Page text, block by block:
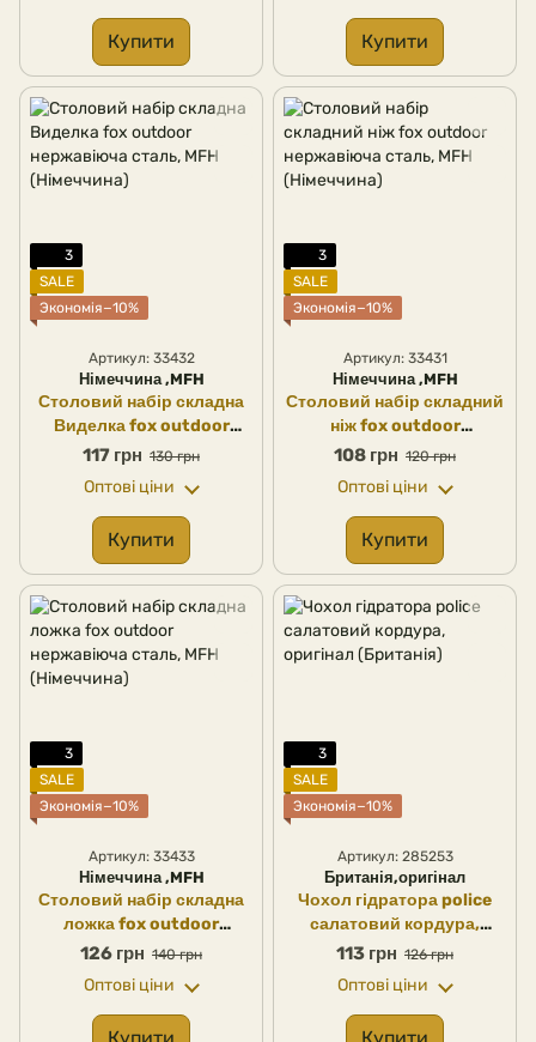
Купити Купити
3
SALE
Экономія−10%
Артикул: 33432
Німеччина ,MFH
Столовий набір складна
Виделка fox outdoor
нержавіюча сталь, MFH
117 грн 130 грн
Оптові ціни
Купити
3
SALE
Экономія−10%
Артикул: 33431
Німеччина ,MFH
Столовий набір складний
ніж fox outdoor
нержавіюча сталь, MFH
108 грн 120 грн
Оптові ціни
Купити
3
SALE
Экономія−10%
Артикул: 33433
Німеччина ,MFH
Столовий набір складна
ложка fox outdoor
нержавіюча сталь, MFH
126 грн 140 грн
Оптові ціни
3
SALE
Экономія−10%
Артикул: 285253
Британія,оригінал
Чохол гідратора police
салатовий кордура,
оригінал (Британія)
113 грн 126 грн
Оптові ціни